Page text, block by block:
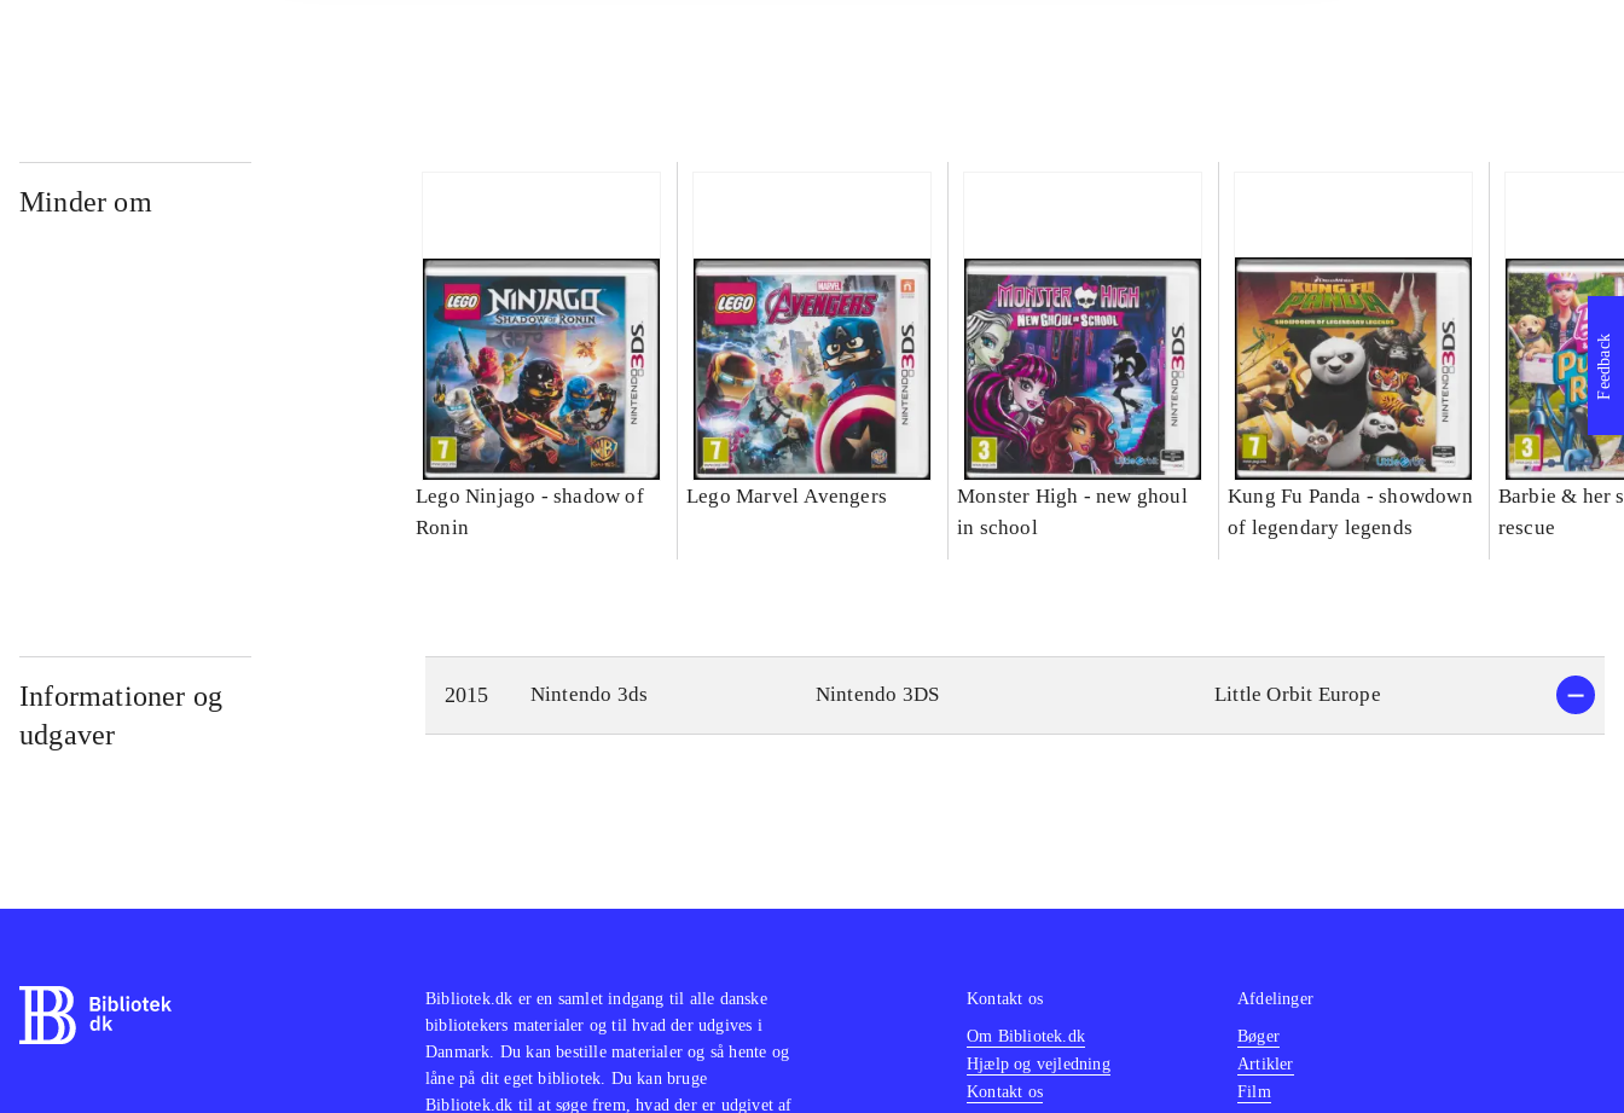
Minder om
Lego Ninjago - shadow of
Ronin
Lego Marvel Avengers
Monster High - new ghoul
in school
Kung Fu Panda - showdown
of legendary legends
Barbie & her
rescue
Informationer og
udgaver
2015 Nintendo 3ds Nintendo 3DS Little Orbit Europe
Feedback
Bibliotek.dk er en samlet indgang til alle danske
bibliotekers materialer og til hvad der udgives i
Danmark. Du kan bestille materialer og så hente og
låne på dit eget bibliotek. Du kan bruge
Bibliotek.dk til at søge frem, hvad der er udgivet af
Kontakt os
Om Bibliotek.dk
Hjælp og vejledning
Kontakt os
Afdelinger
Bøger
Artikler
Film